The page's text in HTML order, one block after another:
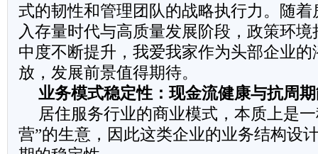
式的韧性和管理团队的战略执行力。随
入存量时代与高质量发展阶段，政策环
中度不断提升，我爱我家作为头部企业
放，发展前景值得期待。
业务模式稳定性：现金流健康与抗周
居住服务行业的商业模式，本质上是
营”的生意，因此这类企业的业务结构设